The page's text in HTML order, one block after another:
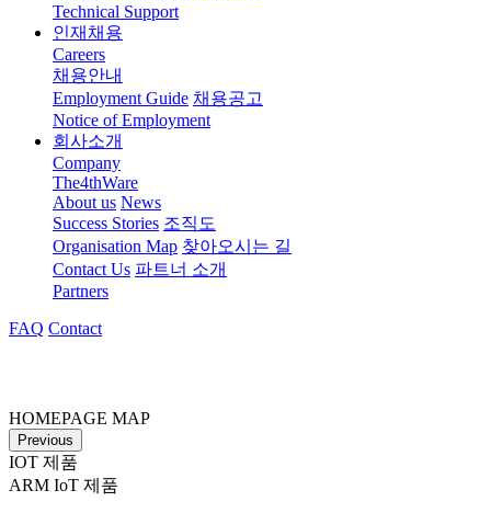
Technical Support
인재채용
Careers
채용안내
Employment Guide 채용공고
Notice of Employment
회사소개
Company
The4thWare
About us News
Success Stories 조직도
Organisation Map 찾아오시는 길
Contact Us 파트너 소개
Partners
FAQ Contact
HOMEPAGE MAP
Previous
IOT 제품
ARM IoT 제품